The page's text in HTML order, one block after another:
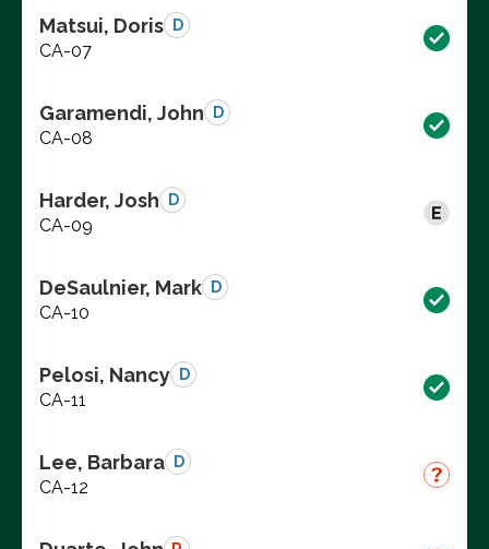
Matsui, Doris D
CA-07
Garamendi, John D
CA-08
Harder, Josh D
CA-09
DeSaulnier, Mark D
CA-10
Pelosi, Nancy D
CA-11
Lee, Barbara D
CA-12